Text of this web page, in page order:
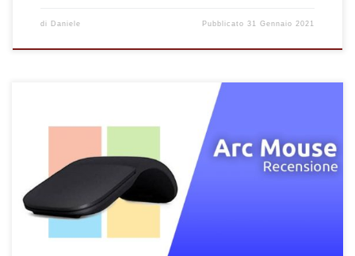
di Daniele Pubblicato31 Gennaio 2021
Recensione del Microsoft Arc Mouse. Tutti i vantaggi e
informazioni sul mouse touch pieghevole della Microsoft in